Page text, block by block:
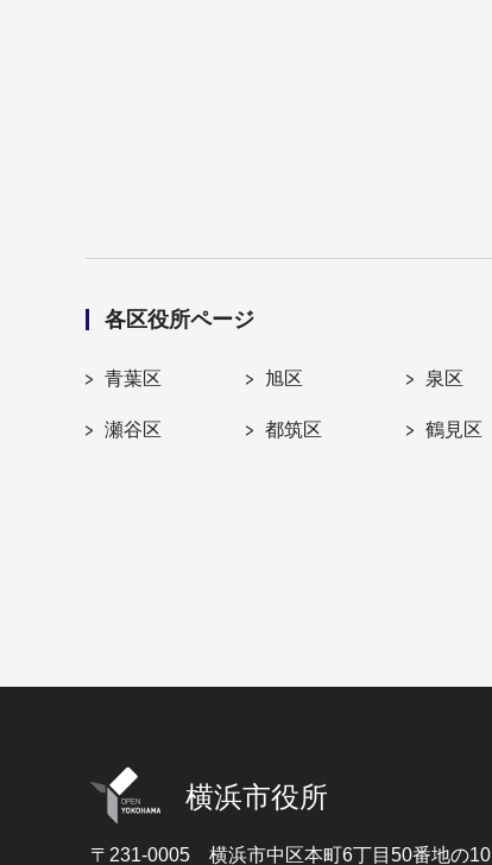
各区役所ページ
青葉区 旭区 泉区
瀬谷区 都筑区 鶴見区
横浜市役所
〒231-0005 横浜市中区本町6丁目50番地の10